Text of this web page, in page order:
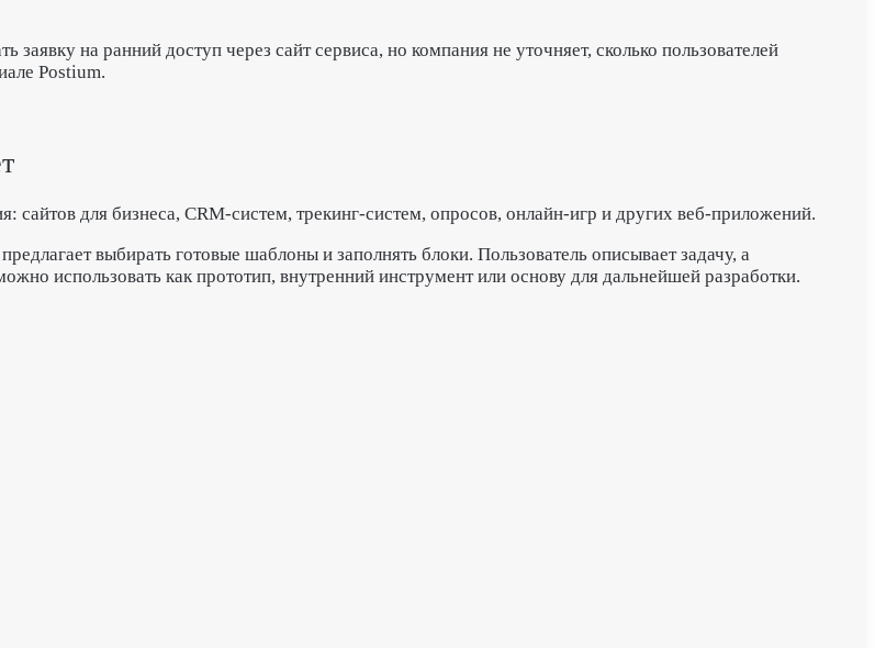
заявку на ранний доступ через сайт сервиса, но компания не уточняет, сколько пользователей
Postium.
для бизнеса, CRM-систем, трекинг-систем, опросов, онлайн-игр и других веб-приложений.
выбирать готовые шаблоны и заполнять блоки. Пользователь описывает задачу, а
использовать как прототип, внутренний инструмент или основу для дальнейшей разработки.